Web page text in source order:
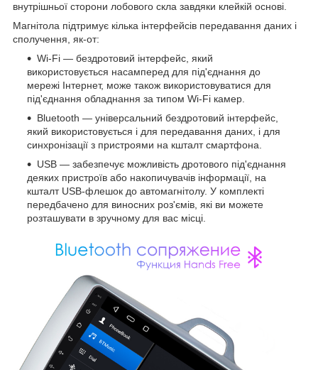
внутрішньої сторони лобового скла завдяки клейкій основі.
Магнітола підтримує кілька інтерфейсів передавання даних і
сполучення, як-от:
Wi-Fi — бездротовий інтерфейс, який
використовується насамперед для під'єднання до
мережі Інтернет, може також використовуватися для
під'єднання обладнання за типом Wi-Fi камер.
Bluetooth — універсальний бездротовий інтерфейс,
який використовується і для передавання даних, і для
синхронізації з пристроями на кшталт смартфона.
USB — забезпечує можливість дротового під'єднання
деяких пристроїв або накопичувачів інформації, на
кшталт USB-флешок до автомагнітолу. У комплекті
передбачено для виносних роз'ємів, які ви можете
розташувати в зручному для вас місці.